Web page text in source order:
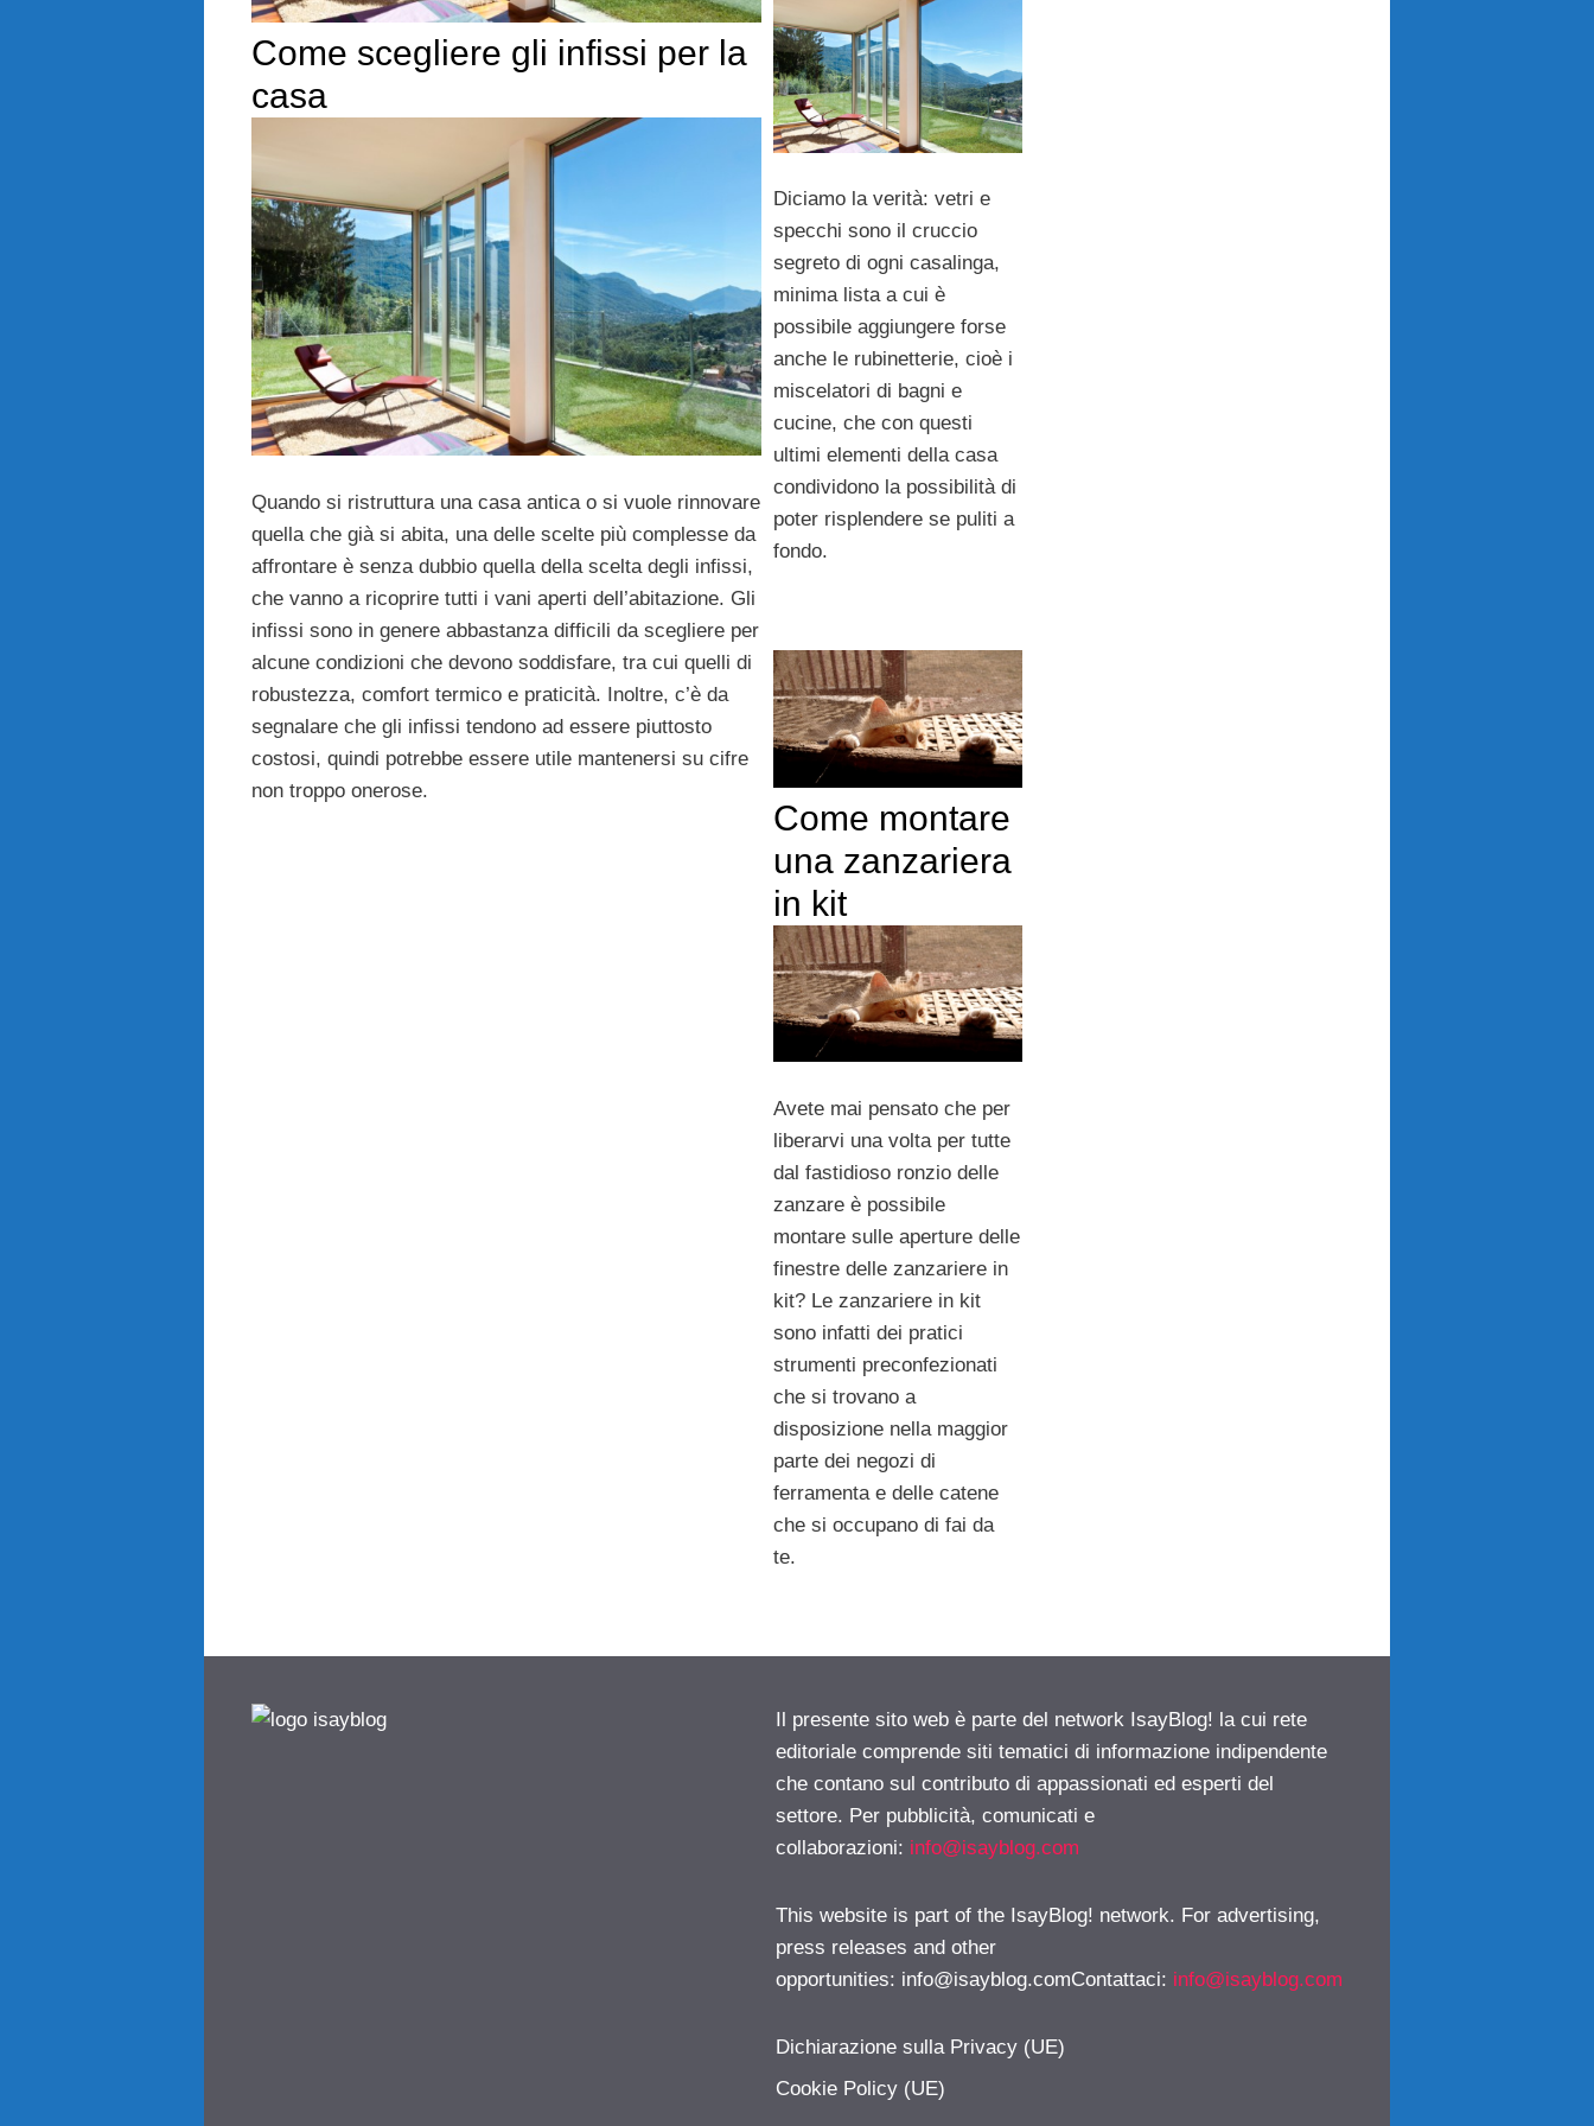
Come scegliere gli infissi per la
casa
Quando si ristruttura una casa antica o si vuole rinnovare
quella che già si abita, una delle scelte più complesse da
affrontare è senza dubbio quella della scelta degli infissi,
che vanno a ricoprire tutti i vani aperti dell’abitazione. Gli
infissi sono in genere abbastanza difficili da scegliere per
alcune condizioni che devono soddisfare, tra cui quelli di
robustezza, comfort termico e praticità. Inoltre, c’è da
segnalare che gli infissi tendono ad essere piuttosto
costosi, quindi potrebbe essere utile mantenersi su cifre
non troppo onerose.
Diciamo la verità: vetri e
specchi sono il cruccio
segreto di ogni casalinga,
minima lista a cui è
possibile aggiungere forse
anche le rubinetterie, cioè i
miscelatori di bagni e
cucine, che con questi
ultimi elementi della casa
condividono la possibilità di
poter risplendere se puliti a
fondo.
Come montare
una zanzariera
in kit
Avete mai pensato che per
liberarvi una volta per tutte
dal fastidioso ronzio delle
zanzare è possibile
montare sulle aperture delle
finestre delle zanzariere in
kit? Le zanzariere in kit
sono infatti dei pratici
strumenti preconfezionati
che si trovano a
disposizione nella maggior
parte dei negozi di
ferramenta e delle catene
che si occupano di fai da
te.
Il presente sito web è parte del network IsayBlog! la cui rete
editoriale comprende siti tematici di informazione indipendente
che contano sul contributo di appassionati ed esperti del
settore. Per pubblicità, comunicati e
collaborazioni: info@isayblog.com
This website is part of the IsayBlog! network. For advertising,
press releases and other
opportunities: info@isayblog.comContattaci: info@isayblog.com
Dichiarazione sulla Privacy (UE)
Cookie Policy (UE)